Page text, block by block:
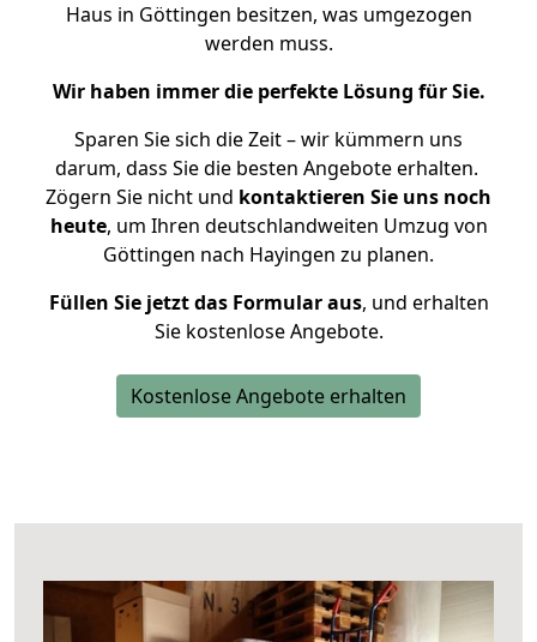
Haus in Göttingen besitzen, was umgezogen
werden muss.
Wir haben immer die perfekte Lösung für Sie.
Sparen Sie sich die Zeit – wir kümmern uns
darum, dass Sie die besten Angebote erhalten.
Zögern Sie nicht und kontaktieren Sie uns noch
heute, um Ihren deutschlandweiten Umzug von
Göttingen nach Hayingen zu planen.
Füllen Sie jetzt das Formular aus, und erhalten
Sie kostenlose Angebote.
Kostenlose Angebote erhalten